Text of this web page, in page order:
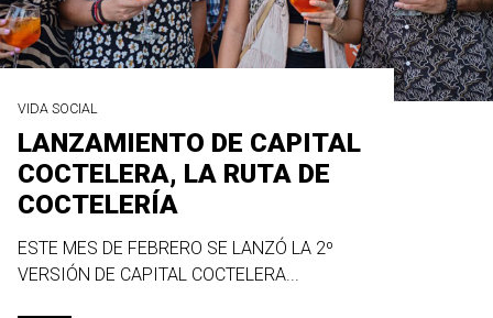
VIDA SOCIAL
LANZAMIENTO DE CAPITAL
COCTELERA, LA RUTA DE
COCTELERÍA
ESTE MES DE FEBRERO SE LANZÓ LA 2º
VERSIÓN DE CAPITAL COCTELERA...